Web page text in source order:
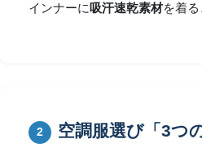
インナーに吸汗速乾素材を着る
2 空調服選び「3つ